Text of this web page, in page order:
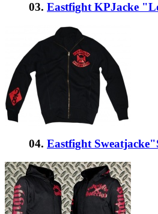
03. Eastfight KPJacke
04. Eastfight